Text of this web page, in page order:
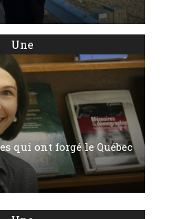
Une
qui ont forgé le Québec